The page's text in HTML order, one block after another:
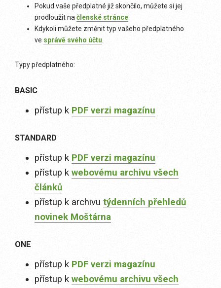
Pokud vaše předplatné již skončilo, můžete si jej
prodloužit na členské stránce
Kdykoli můžete změnit typ vašeho předplatného
ve správě svého účtu
Typy předplatného:
BASIC
přístup k PDF verzi magazínu
STANDARD
přístup k PDF verzi magazínu
přístup k webovému archivu všech
článků
přístup k archivu týdenních přehledů
novinek Moštárna
ONE
přístup k PDF verzi magazínu
přístup k webovému archivu všech